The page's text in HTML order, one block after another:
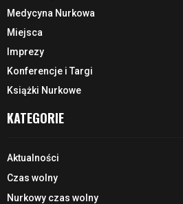
Medycyna Nurkowa
Miejsca
Imprezy
Konferencje i Targi
Książki Nurkowe
KATEGORIE
Aktualności
Czas wolny
Nurkowy czas wolny